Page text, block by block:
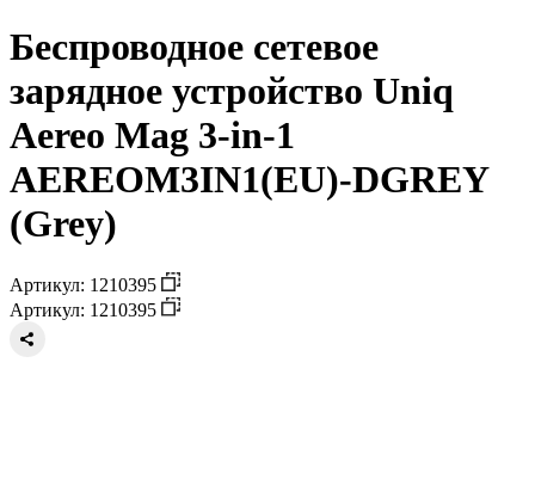
Беспроводное сетевое
зарядное устройство Uniq
Aereo Mag 3-in-1
AEREOM3IN1(EU)-DGREY
(Grey)
Артикул: 1210395
Артикул: 1210395